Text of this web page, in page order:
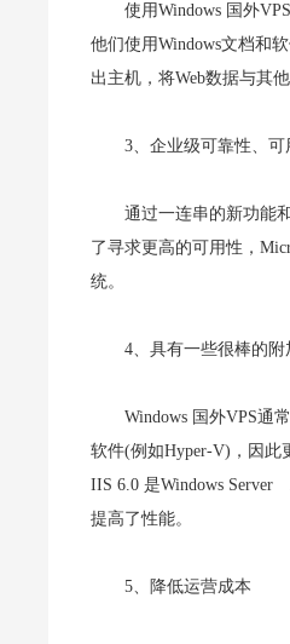
使用Windows 国外
他们使用Windows文档和
出主机，将Web数据与其
3、企业级可靠性、
通过一连串的新功能
了寻求更高的可用性，
统。
4、具有一些很棒的附
Windows 国外VPS通
软件(例如Hyper-V)，因此
IIS 6.0 是Windows
提高了性能。
5、降低运营成本